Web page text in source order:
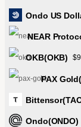
Ondo US
NEAR
OKB(OKB)
PAX
Ondo(ONDO)